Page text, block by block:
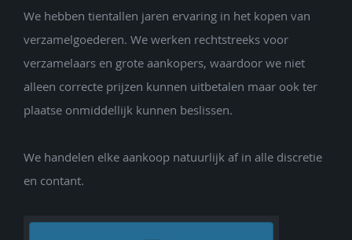
We hebben tientallen jaren ervaring in het kopen van
verzamelgoederen. We werken rechtstreeks voor
verzamelaars en grote aankopers, waardoor we niet
alleen correcte prijzen kunnen uitbetalen maar ook ter
plaatse onmiddellijk kunnen beslissen.
We handelen elke aankoop natuurlijk af in alle discretie
en contant.